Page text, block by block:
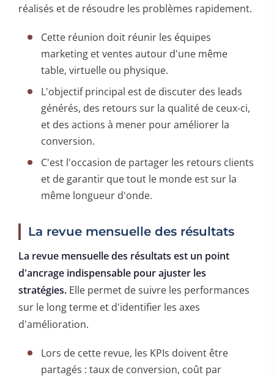
réalisés et de résoudre les problèmes rapidement.
Cette réunion doit réunir les équipes
marketing et ventes autour d'une même
table, virtuelle ou physique.
L'objectif principal est de discuter des leads
générés, des retours sur la qualité de ceux-ci,
et des actions à mener pour améliorer la
conversion.
C'est l'occasion de partager les retours clients
et de garantir que tout le monde est sur la
même longueur d'onde.
La revue mensuelle des résultats
La revue mensuelle des résultats est un point
d'ancrage indispensable pour ajuster les
stratégies. Elle permet de suivre les performances
sur le long terme et d'identifier les axes
d'amélioration.
Lors de cette revue, les KPIs doivent être
partagés : taux de conversion, coût par